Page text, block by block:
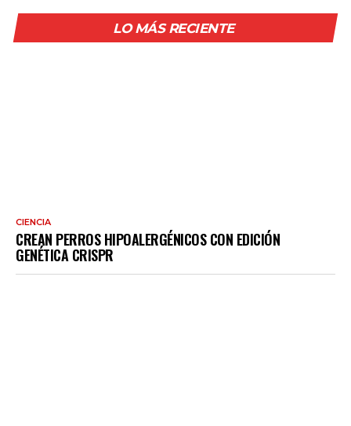
LO MÁS RECIENTE
CIENCIA
CREAN PERROS HIPOALERGÉNICOS CON EDICIÓN
GENÉTICA CRISPR